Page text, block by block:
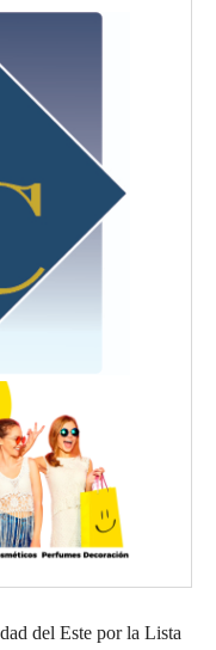
del Este por la Lista